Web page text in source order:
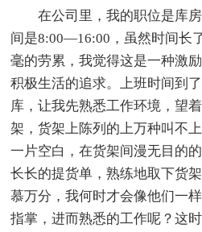
在公司里，我的职位是库房
间是8:00—16:00，虽然时间长
毫的劳累，我觉得这是一种激
积极生活的追求。上班时间到
库，让我先熟悉工作环境，望
架，货架上陈列的上万种叫不
一片空白，在货架间漫无目的
长长的提货单，熟练地取下货
慕万分，我何时才会像他们一
指掌，进而熟悉的工作呢？这